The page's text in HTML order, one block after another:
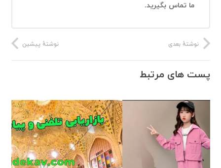
ما تماس بگیرید.
نوشتهٔ پیشین نوشتهٔ بعدی
پست های مرتبط